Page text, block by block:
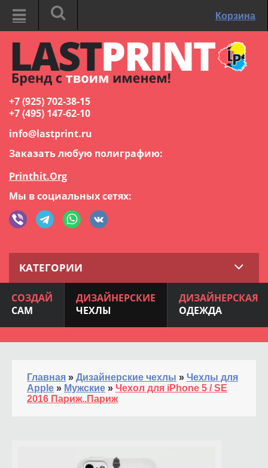
Корзина
+7 (925) 702-38-15
+7 (495) 147-62-10
info@lastprint.ru
Заказать любую полиграфию:
Printhit.Org
Мы в социальных сетях:
КАТЕГОРИИ
СОЗДАЙ
САМ
ДИЗАЙНЕРСКИЕ
ЧЕХЛЫ
ДИЗАЙНЕРСКАЯ
ОДЕЖДА
Главная » Дизайнерские чехлы » Чехлы для
Apple » Мужские » Чехол для iPhone 5 / SE
2016 Париж..Париж